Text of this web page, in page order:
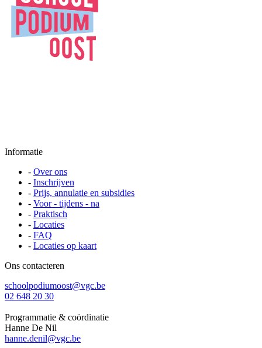
Informatie
- Over ons
- Inschrijven
- Prijs, annulatie en subsidies
- Voor - tijdens - na
- Praktisch
- Locaties
- FAQ
- Locaties op kaart
Ons contacteren
schoolpodiumoost@vgc.be
02 648 20 30
Programmatie & coördinatie
Hanne De Nil
hanne.denil@vgc.be